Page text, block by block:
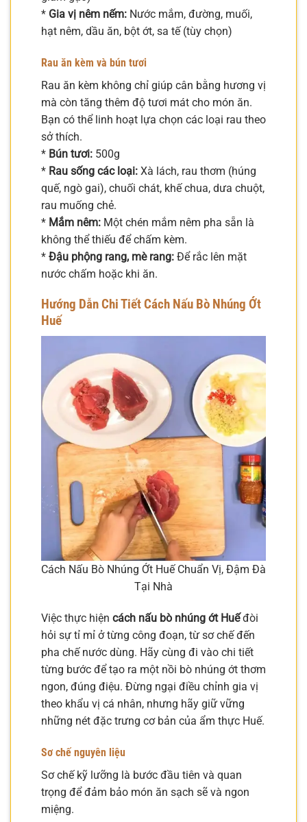
* Gia vị nêm nếm: Nước mắm, đường, muối,
hạt nêm, dầu ăn, bột ớt, sa tế (tùy chọn)
Rau ăn kèm và bún tươi
Rau ăn kèm không chỉ giúp cân bằng hương vị
mà còn tăng thêm độ tươi mát cho món ăn.
Bạn có thể linh hoạt lựa chọn các loại rau theo
sở thích.
* Bún tươi: 500g
* Rau sống các loại: Xà lách, rau thơm (húng
quế, ngò gai), chuối chát, khế chua, dưa chuột,
rau muống chẻ.
* Mắm nêm: Một chén mắm nêm pha sẵn là
không thể thiếu để chấm kèm.
* Đậu phộng rang, mè rang: Để rắc lên mặt
nước chấm hoặc khi ăn.
Hướng Dẫn Chi Tiết Cách Nấu Bò Nhúng Ớt
Huế
Cách Nấu Bò Nhúng Ớt Huế Chuẩn Vị, Đậm Đà
Tại Nhà
Việc thực hiện cách nấu bò nhúng ớt Huếđòi
hỏi sự tỉ mỉ ở từng công đoạn, từ sơ chế đến
pha chế nước dùng. Hãy cùng đi vào chi tiết
từng bước để tạo ra một nồi bò nhúng ớt thơm
ngon, đúng điệu. Đừng ngại điều chỉnh gia vị
theo khẩu vị cá nhân, nhưng hãy giữ vững
những nét đặc trưng cơ bản của ẩm thực Huế.
Sơ chế nguyên liệu
Sơ chế kỹ lưỡng là bước đầu tiên và quan
trọng để đảm bảo món ăn sạch sẽ và ngon
miệng.